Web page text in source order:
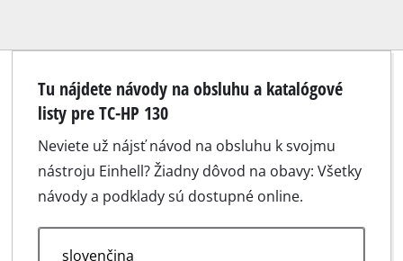
Tu nájdete návody na obsluhu a katalógové
listy pre TC-HP 130
Neviete už nájsť návod na obsluhu k svojmu
nástroju Einhell? Žiadny dôvod na obavy: Všetky
návody a podklady sú dostupné online.